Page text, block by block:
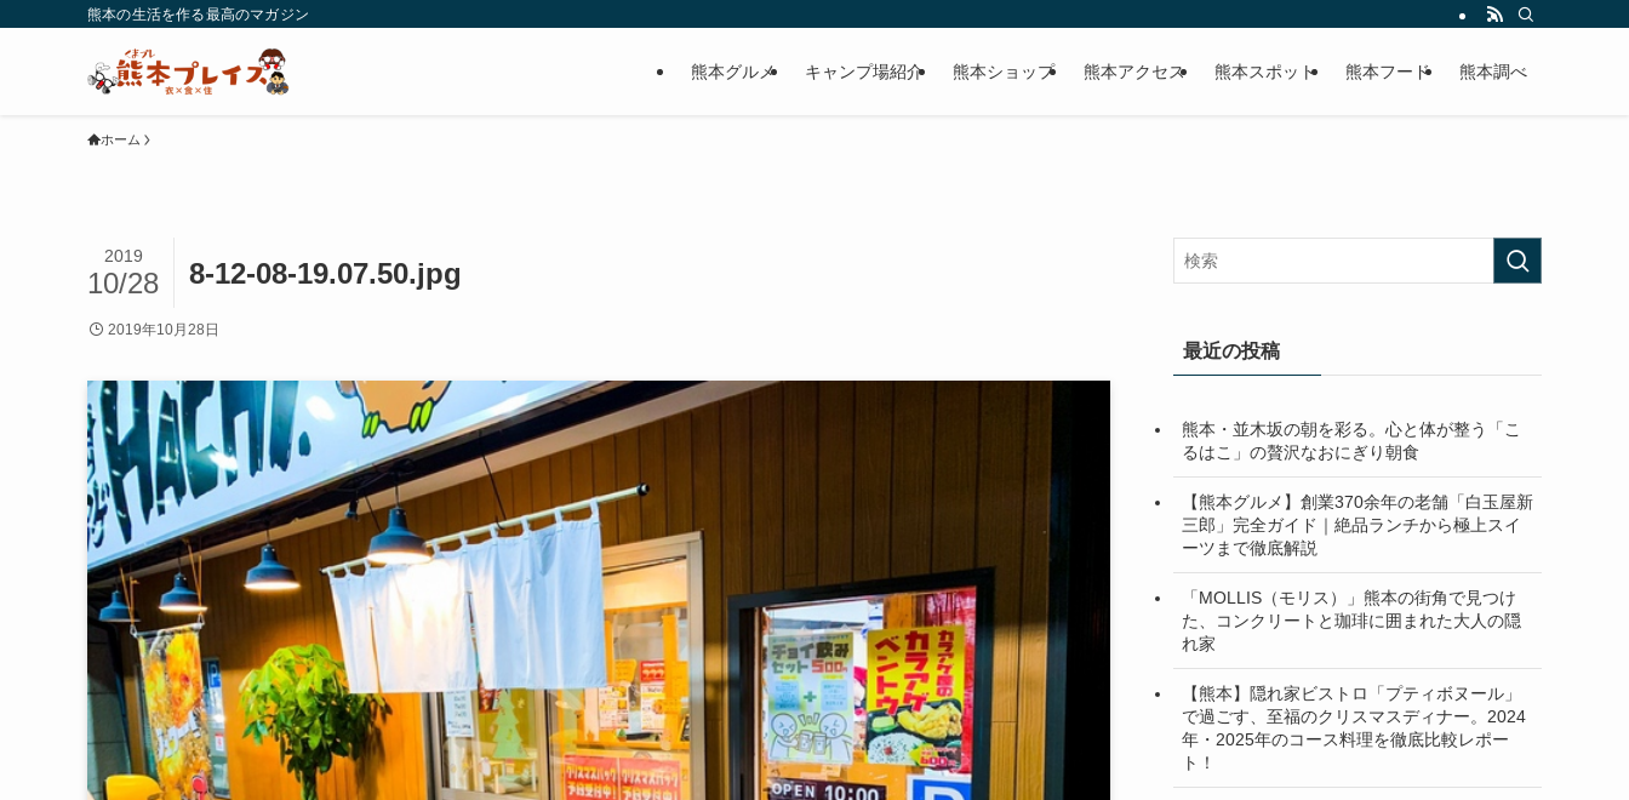
熊本の生活を作る最高のマガジン
熊本グルメ キャンプ場紹介 熊本ショップ 熊本アクセス 熊本スポット 熊本フード 熊本調べ
ホーム
8-12-08-19.07.50.jpg
2019
10/28
2019年10月28日
最近の投稿
熊本・並木坂の朝を彩る。心と体が整う「こ
るはこ」の贅沢なおにぎり朝食
【熊本グルメ】創業370余年の老舗「白玉屋新
三郎」完全ガイド｜絶品ランチから極上スイ
ーツまで徹底解説
「MOLLIS（モリス）」熊本の街角で見つけ
た、コンクリートと珈琲に囲まれた大人の隠
れ家
【熊本】隠れ家ビストロ「プティボヌール」
で過ごす、至福のクリスマスディナー。2024
年・2025年のコース料理を徹底比較レポー
ト！